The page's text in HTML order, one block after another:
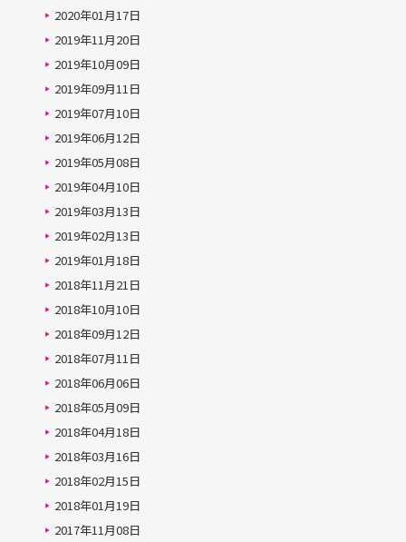
2020年01月17日
2019年11月20日
2019年10月09日
2019年09月11日
2019年07月10日
2019年06月12日
2019年05月08日
2019年04月10日
2019年03月13日
2019年02月13日
2019年01月18日
2018年11月21日
2018年10月10日
2018年09月12日
2018年07月11日
2018年06月06日
2018年05月09日
2018年04月18日
2018年03月16日
2018年02月15日
2018年01月19日
2017年11月08日